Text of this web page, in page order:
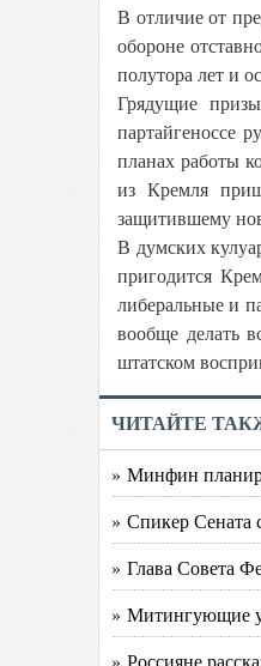
В отличие от
обороне
полутора лет и
Грядущие
партайгеноссе
планах работы
из Кремля
защитившему
В думских
пригодится
либеральные и
вообще делать
штатском
ЧИТАЙТЕ
» Минфин
» Спикер Сената
» Глава Совета
» Митингующие
» Россияне